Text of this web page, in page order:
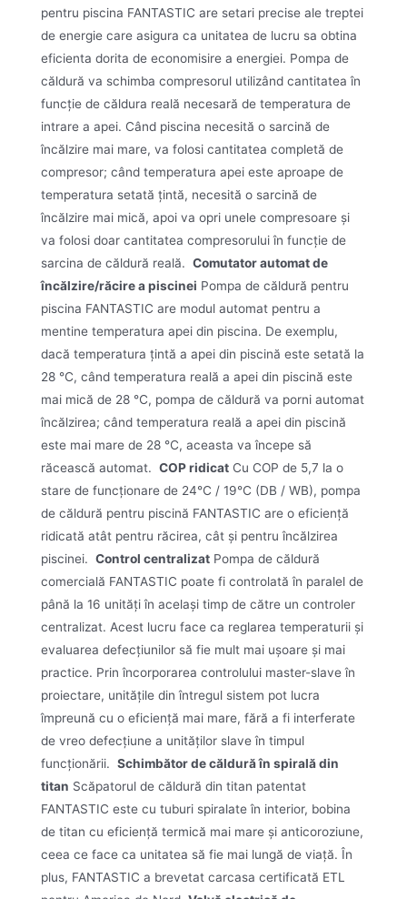
pentru piscina FANTASTIC are setari precise ale treptei
de energie care asigura ca unitatea de lucru sa obtina
eficienta dorita de economisire a energiei. Pompa de
căldură va schimba compresorul utilizând cantitatea în
funcție de căldura reală necesară de temperatura de
intrare a apei. Când piscina necesită o sarcină de
încălzire mai mare, va folosi cantitatea completă de
compresor; când temperatura apei este aproape de
temperatura setată țintă, necesită o sarcină de
încălzire mai mică, apoi va opri unele compresoare și
va folosi doar cantitatea compresorului în funcție de
sarcina de căldură reală. Comutator automat de
încălzire/răcire a piscinei Pompa de căldură pentru
piscina FANTASTIC are modul automat pentru a
mentine temperatura apei din piscina. De exemplu,
dacă temperatura țintă a apei din piscină este setată la
28 ℃, când temperatura reală a apei din piscină este
mai mică de 28 ℃, pompa de căldură va porni automat
încălzirea; când temperatura reală a apei din piscină
este mai mare de 28 ℃, aceasta va începe să
răcească automat. COP ridicat Cu COP de 5,7 la o
stare de funcționare de 24℃ / 19℃ (DB / WB), pompa
de căldură pentru piscină FANTASTIC are o eficiență
ridicată atât pentru răcirea, cât și pentru încălzirea
piscinei. Control centralizat Pompa de căldură
comercială FANTASTIC poate fi controlată în paralel de
până la 16 unități în același timp de către un controler
centralizat. Acest lucru face ca reglarea temperaturii și
evaluarea defecțiunilor să fie mult mai ușoare și mai
practice. Prin încorporarea controlului master-slave în
proiectare, unitățile din întregul sistem pot lucra
împreună cu o eficiență mai mare, fără a fi interferate
de vreo defecțiune a unităților slave în timpul
funcționării. Schimbător de căldură în spirală din
titan Scăpatorul de căldură din titan patentat
FANTASTIC este cu tuburi spiralate în interior, bobina
de titan cu eficiență termică mai mare și anticoroziune,
ceea ce face ca unitatea să fie mai lungă de viață. În
plus, FANTASTIC a brevetat carcasa certificată ETL